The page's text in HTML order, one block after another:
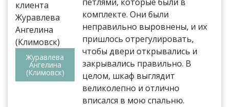
Журавлева
Ангелина
(Климовск)
петлями, которые были в
комплекте. Они были
неправильно выровнены, и их
пришлось отрегулировать,
чтобы двери открывались и
закрывались правильно. В
целом, шкаф выглядит
великолепно и отлично
вписался в мою спальню.